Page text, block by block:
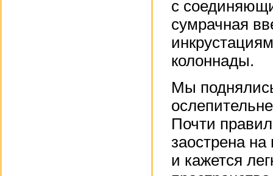
с
сумрачная
колоннады.
Мы
Почти
заострена
и кажется